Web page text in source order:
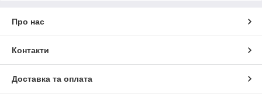
Про нас
Контакти
Доставка та оплата